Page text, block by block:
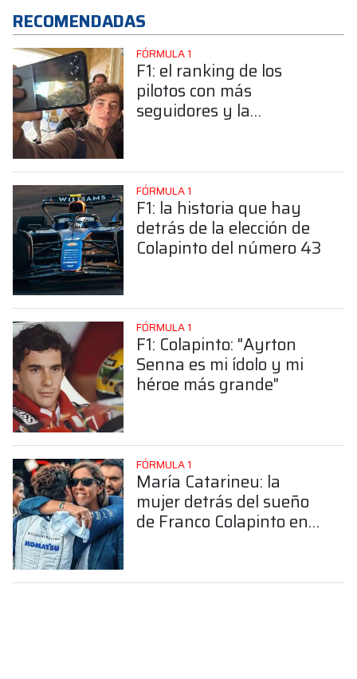
RECOMENDADAS
FÓRMULA 1
F1: el ranking de los
pilotos con más
seguidores y la
FÓRMULA 1
F1: la historia que hay
detrás de la elección de
Colapinto del número 43
FÓRMULA 1
F1: Colapinto: "Ayrton
Senna es mi ídolo y mi
héroe más grande"
FÓRMULA 1
María Catarineu: la
mujer detrás del sueño
de Franco Colapinto en